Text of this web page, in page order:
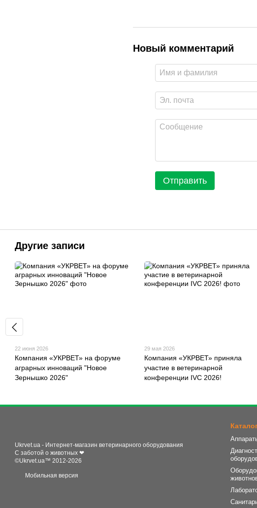
Новый комментарий
Отправить
Другие записи
22 июня 2026
Компания «УКРВЕТ» на форуме
аграрных инноваций "Новое
Зернышко 2026"
29 мая 2026
Компания «УКРВЕТ» приняла
участие в ветеринарной
конференции IVC 2026!
Ukrvet.ua - Интернет-магазин ветеринарного оборудования
С заботой о животных ❤
©Ukrvet.ua™ 2012-2026
Мобильная версия